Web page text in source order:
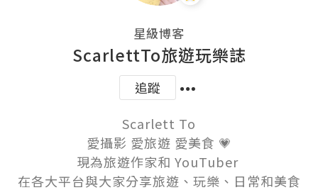
星級博客
ScarlettTo旅遊玩樂誌
追蹤
Scarlett To
愛攝影 愛旅遊 愛美食 💗
現為旅遊作家和 YouTuber
在各大平台與大家分享旅遊、玩樂、日常和美食